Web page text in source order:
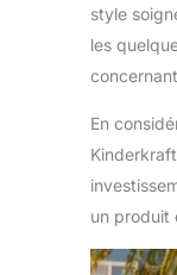
style
les
En
un produit